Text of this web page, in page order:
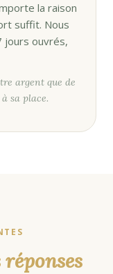
la raison
suffit. Nous
jours ouvrés,
argent que de
sa place.
réponses